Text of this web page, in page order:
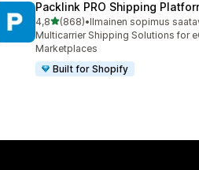
Packlink PRO Shipping
4,8/ 5 tähteä
(868)
868 arvostelua yhteensä
•Ilmainen sopimus
Multicarrier Shipping Solutions for
Marketplaces
Built for Shopify